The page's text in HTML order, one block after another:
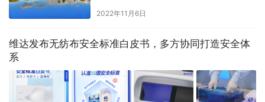
2022年11月6日
维达发布无纺布安全标准白皮书，多方协同打造安全体
系